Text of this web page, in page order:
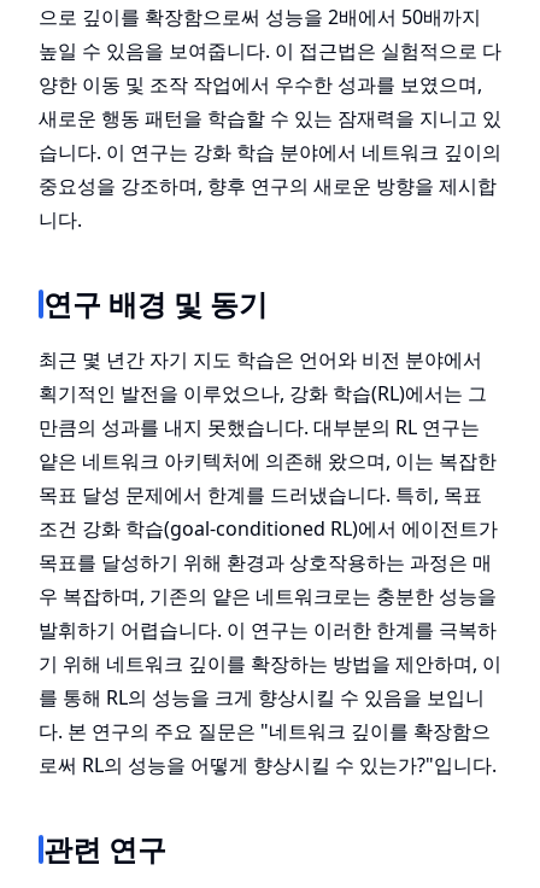
으로 깊이를 확장함으로써 성능을 2배에서 50배까지
높일 수 있음을 보여줍니다. 이 접근법은 실험적으로 다
양한 이동 및 조작 작업에서 우수한 성과를 보였으며,
새로운 행동 패턴을 학습할 수 있는 잠재력을 지니고 있
습니다. 이 연구는 강화 학습 분야에서 네트워크 깊이의
중요성을 강조하며, 향후 연구의 새로운 방향을 제시합
니다.
연구 배경 및 동기
최근 몇 년간 자기 지도 학습은 언어와 비전 분야에서
획기적인 발전을 이루었으나, 강화 학습(RL)에서는 그
만큼의 성과를 내지 못했습니다. 대부분의 RL 연구는
얕은 네트워크 아키텍처에 의존해 왔으며, 이는 복잡한
목표 달성 문제에서 한계를 드러냈습니다. 특히, 목표
조건 강화 학습(goal-conditioned RL)에서 에이전트가
목표를 달성하기 위해 환경과 상호작용하는 과정은 매
우 복잡하며, 기존의 얕은 네트워크로는 충분한 성능을
발휘하기 어렵습니다. 이 연구는 이러한 한계를 극복하
기 위해 네트워크 깊이를 확장하는 방법을 제안하며, 이
를 통해 RL의 성능을 크게 향상시킬 수 있음을 보입니
다. 본 연구의 주요 질문은 "네트워크 깊이를 확장함으
로써 RL의 성능을 어떻게 향상시킬 수 있는가?"입니다.
관련 연구